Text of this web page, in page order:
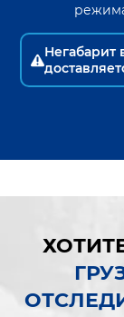
Негабарит